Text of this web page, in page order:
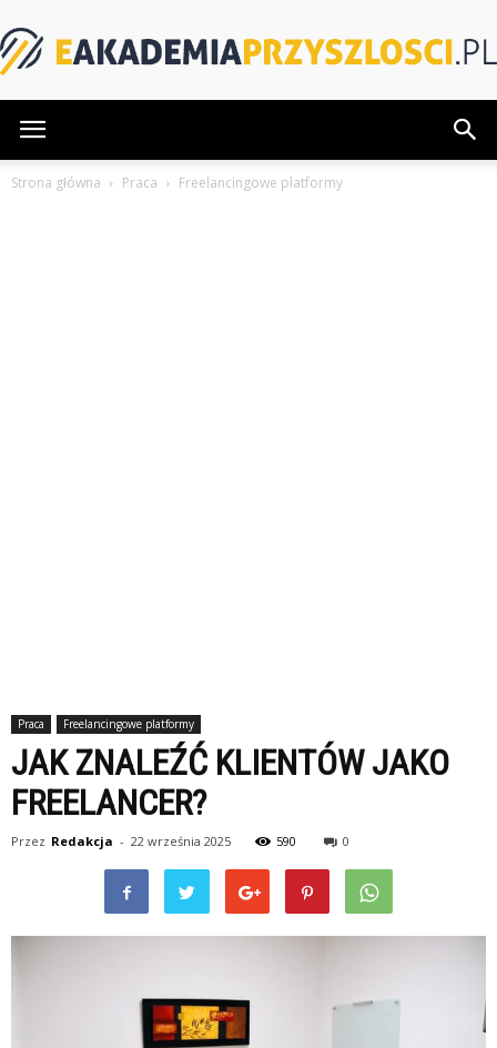
Strona główna Praca Freelancingowe platformy
Praca Freelancingowe platformy
JAK ZNALEŹĆ KLIENTÓW JAKO
FREELANCER?
Przez Redakcja - 22 września 2025 590 0